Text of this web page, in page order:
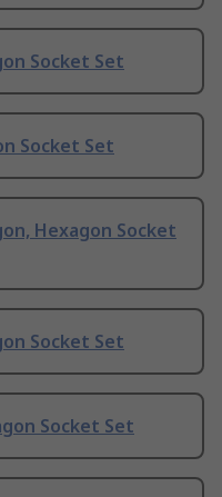
Socket Set
Socket Set
Hexagon Socket
Socket Set
Socket Set